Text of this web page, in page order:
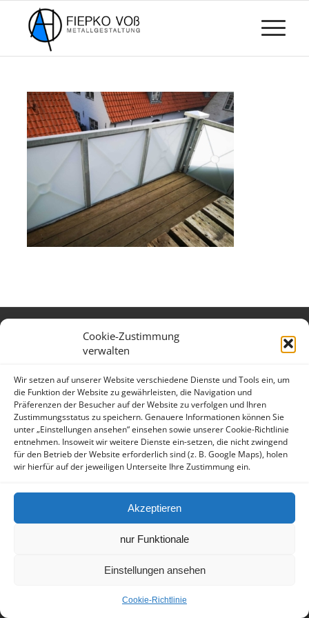
Cookie-Zustimmung
verwalten
Wir setzen auf unserer Website verschiedene Dienste und Tools ein, um
die Funktion der Website zu gewährleisten, die Navigation und
Präferenzen der Besucher auf der Website zu verfolgen und Ihren
Zustimmungsstatus zu speichern. Genauere Informationen können Sie
unter „Einstellungen ansehen“ einsehen sowie unserer Cookie-Richtlinie
entnehmen. Insoweit wir weitere Dienste ein-setzen, die nicht zwingend
für den Betrieb der Website erforderlich sind (z. B. Google Maps), holen
wir hierfür auf der jeweiligen Unterseite Ihre Zustimmung ein.
Akzeptieren
nur Funktionale
Einstellungen ansehen
Cookie-Richtlinie